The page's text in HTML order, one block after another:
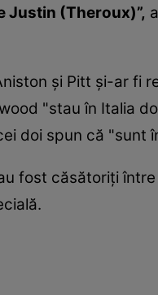
Justin (Theroux)”,
şi Pitt şi-ar fi
"stau în Italia
doi spun că "sunt
fost căsătoriţi